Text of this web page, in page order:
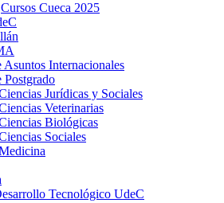
Cursos Cueca 2025
Internacionales
Postgrado
Jurídicas y Sociales
Veterinarias
Biológicas
Sociales
Tecnológico UdeC